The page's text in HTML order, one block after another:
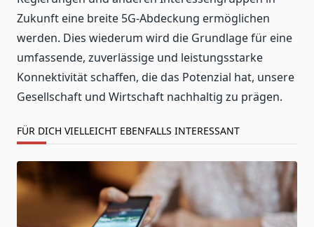
Zukunft eine breite 5G-Abdeckung ermöglichen
werden. Dies wiederum wird die Grundlage für eine
umfassende, zuverlässige und leistungsstarke
Konnektivität schaffen, die das Potenzial hat, unsere
Gesellschaft und Wirtschaft nachhaltig zu prägen.
FÜR DICH VIELLEICHT EBENFALLS INTERESSANT